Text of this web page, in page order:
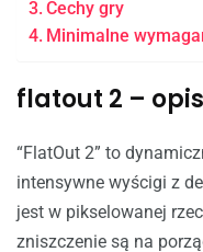
Cechy gry
Minimalne
flatout 2 –
“FlatOut 2” to
intensywne wyścigi z
jest w pikselowanej
zniszczenie są na